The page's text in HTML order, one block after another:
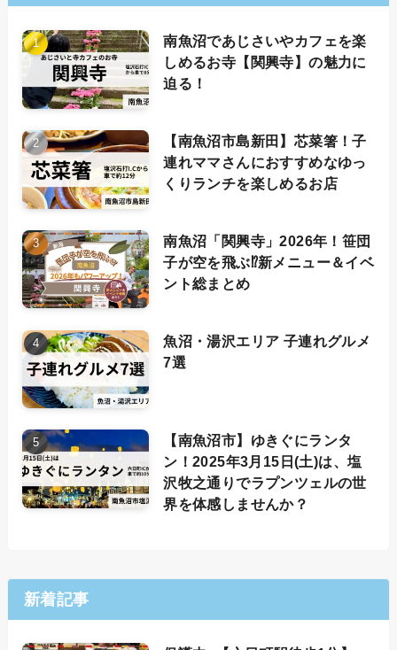
南魚沼であじさいやカフェを楽
しめるお寺【関興寺】の魅力に
迫る！
【南魚沼市島新田】芯菜箸！子
連れママさんにおすすめなゆっ
くりランチを楽しめるお店
南魚沼「関興寺」2026年！笹団
子が空を飛ぶ⁉新メニュー＆イベ
ント総まとめ
魚沼・湯沢エリア 子連れグルメ
7選
【南魚沼市】ゆきぐにランタ
ン！2025年3月15日(土)は、塩
沢牧之通りでラプンツェルの世
界を体感しませんか？
新着記事